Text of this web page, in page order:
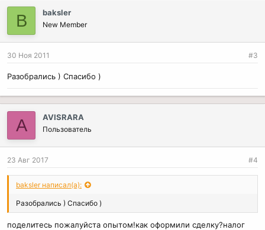
п
а
и
и
B baksler
New Member
30 Ноя 2011 #3
Разобрались ) Спасибо )
A AVISRARA
Пользователь
23 Авг 2017 #4
baksler написал(а):
Разобрались ) Спасибо )
поделитесь пожалуйста опытом!как оформили сделку?налог